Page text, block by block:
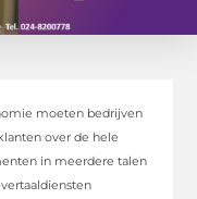
moeten bedrijven
over de hele
in meerdere talen